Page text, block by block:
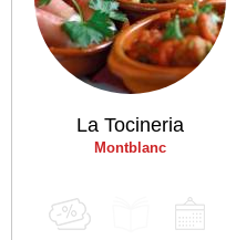
La Tocineria
Montblanc